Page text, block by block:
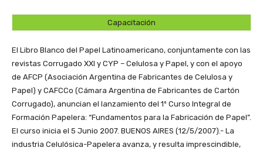
Capacitación
El Libro Blanco del Papel Latinoamericano, conjuntamente con las
revistas Corrugado XXI y CYP – Celulosa y Papel, y con el apoyo
de AFCP (Asociación Argentina de Fabricantes de Celulosa y
Papel) y CAFCCo (Cámara Argentina de Fabricantes de Cartón
Corrugado), anuncian el lanzamiento del 1º Curso Integral de
Formación Papelera: “Fundamentos para la Fabricación de Papel”.
El curso inicia el 5 Junio 2007. BUENOS AIRES (12/5/2007).- La
industria Celulósica-Papelera avanza, y resulta imprescindible,